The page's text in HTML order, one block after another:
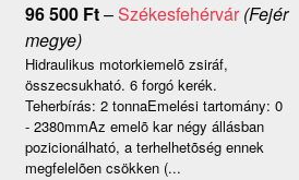
96 500 Ft–Székesfehérvár(Fejér
megye)
Hidraulikus motorkiemelõ zsiráf,
összecsukható. 6 forgó kerék.
Teherbírás: 2 tonnaEmelési tartomány: 0
- 2380mmAz emelõ kar négy állásban
pozicionálható, a terhelhetõség ennek
megfelelõen csökken (...